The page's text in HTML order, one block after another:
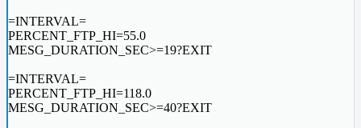
=INTERVAL=
PERCENT_FTP_HI=55.0
MESG_DURATION_SEC>=19?EXIT
=INTERVAL=
PERCENT_FTP_HI=118.0
MESG_DURATION_SEC>=40?EXIT